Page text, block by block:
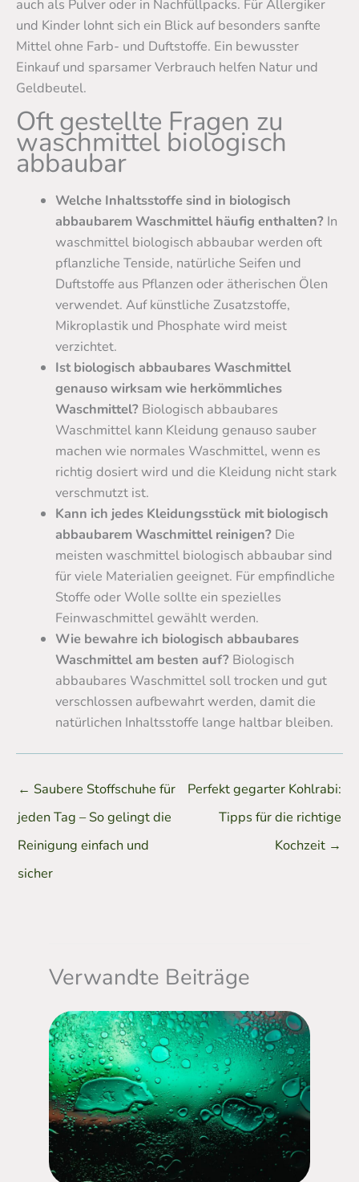
auch als Pulver oder in Nachfüllpacks. Für Allergiker
und Kinder lohnt sich ein Blick auf besonders sanfte
Mittel ohne Farb- und Duftstoffe. Ein bewusster
Einkauf und sparsamer Verbrauch helfen Natur und
Geldbeutel.
Oft gestellte Fragen zu
waschmittel biologisch
abbaubar
Welche Inhaltsstoffe sind in biologisch
abbaubarem Waschmittel häufig enthalten? In
waschmittel biologisch abbaubar werden oft
pflanzliche Tenside, natürliche Seifen und
Duftstoffe aus Pflanzen oder ätherischen Ölen
verwendet. Auf künstliche Zusatzstoffe,
Mikroplastik und Phosphate wird meist
verzichtet.
Ist biologisch abbaubares Waschmittel
genauso wirksam wie herkömmliches
Waschmittel? Biologisch abbaubares
Waschmittel kann Kleidung genauso sauber
machen wie normales Waschmittel, wenn es
richtig dosiert wird und die Kleidung nicht stark
verschmutzt ist.
Kann ich jedes Kleidungsstück mit biologisch
abbaubarem Waschmittel reinigen? Die
meisten waschmittel biologisch abbaubar sind
für viele Materialien geeignet. Für empfindliche
Stoffe oder Wolle sollte ein spezielles
Feinwaschmittel gewählt werden.
Wie bewahre ich biologisch abbaubares
Waschmittel am besten auf? Biologisch
abbaubares Waschmittel soll trocken und gut
verschlossen aufbewahrt werden, damit die
natürlichen Inhaltsstoffe lange haltbar bleiben.
← Saubere Stoffschuhe für
jeden Tag – So gelingt die
Reinigung einfach und
sicher
Perfekt gegarter Kohlrabi:
Tipps für die richtige
Kochzeit →
Verwandte Beiträge